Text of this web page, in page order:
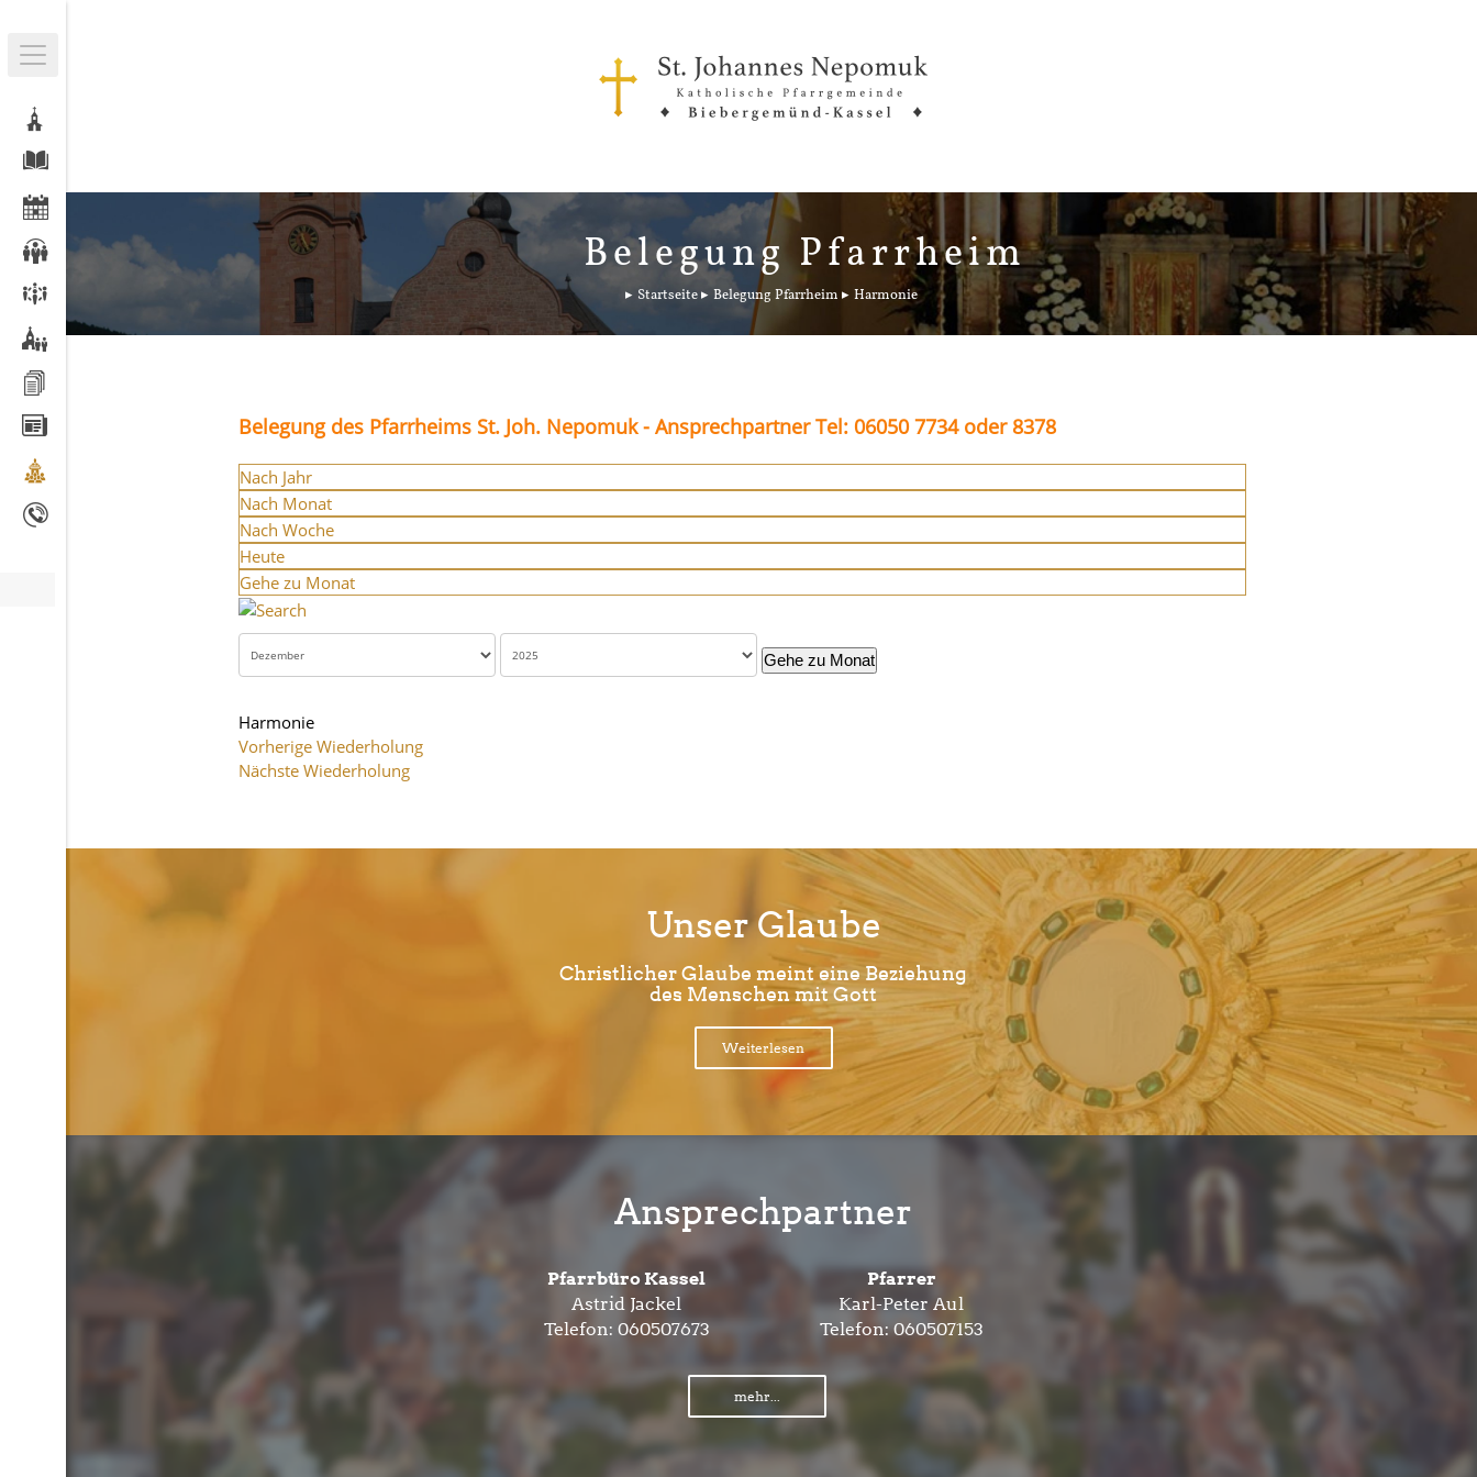
Belegung Pfarrheim
Startseite Belegung Pfarrheim Harmonie
Belegung des Pfarrheims St. Joh. Nepomuk - Ansprechpartner Tel: 06050 7734 oder 8378
Nach Jahr
Nach Monat
Nach Woche
Heute
Gehe zu Monat
Gehe zu Monat
Harmonie
Vorherige Wiederholung
Nächste Wiederholung
Unser Glaube
Christlicher Glaube meint eine Beziehung
des Menschen mit Gott
Weiterlesen
Ansprechpartner
Pfarrbüro Kassel
Astrid Jackel
Telefon: 060507673
Pfarrer
Karl-Peter Aul
Telefon:060507153
mehr...